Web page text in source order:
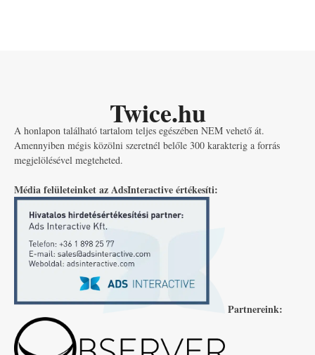
Twice.hu
A honlapon található tartalom teljes egészében NEM vehető át.
Amennyiben mégis közölni szeretnél belőle 300 karakterig a forrás
megjelölésével megteheted.
Média felületeinket az AdsInteractive értékesíti:
Partnereink: